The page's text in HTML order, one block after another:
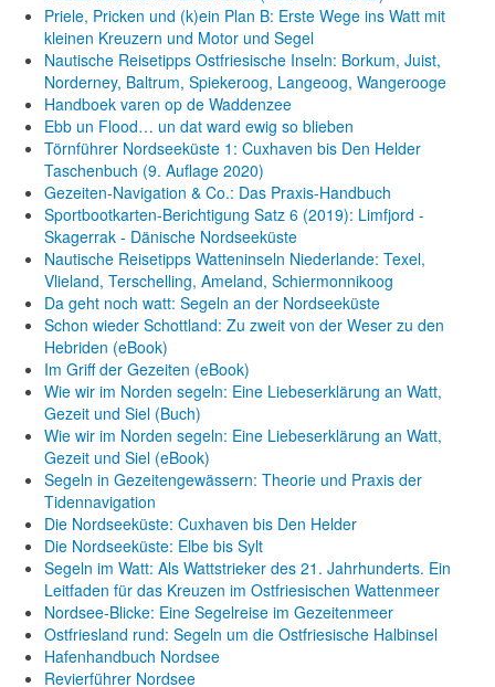
Priele, Pricken und (k)ein Plan B: Erste Wege ins Watt mit
kleinen Kreuzern und Motor und Segel
Nautische Reisetipps Ostfriesische Inseln: Borkum, Juist,
Norderney, Baltrum, Spiekeroog, Langeoog, Wangerooge
Handboek varen op de Waddenzee
Ebb un Flood… un dat ward ewig so blieben
Törnführer Nordseeküste 1: Cuxhaven bis Den Helder
Taschenbuch (9. Auflage 2020)
Gezeiten-Navigation & Co.: Das Praxis-Handbuch
Sportbootkarten-Berichtigung Satz 6 (2019): Limfjord -
Skagerrak - Dänische Nordseeküste
Nautische Reisetipps Watteninseln Niederlande: Texel,
Vlieland, Terschelling, Ameland, Schiermonnikoog
Da geht noch watt: Segeln an der Nordseeküste
Schon wieder Schottland: Zu zweit von der Weser zu den
Hebriden (eBook)
Im Griff der Gezeiten (eBook)
Wie wir im Norden segeln: Eine Liebeserklärung an Watt,
Gezeit und Siel (Buch)
Wie wir im Norden segeln: Eine Liebeserklärung an Watt,
Gezeit und Siel (eBook)
Segeln in Gezeitengewässern: Theorie und Praxis der
Tidennavigation
Die Nordseeküste: Cuxhaven bis Den Helder
Die Nordseeküste: Elbe bis Sylt
Segeln im Watt: Als Wattstrieker des 21. Jahrhunderts. Ein
Leitfaden für das Kreuzen im Ostfriesischen Wattenmeer
Nordsee-Blicke: Eine Segelreise im Gezeitenmeer
Ostfriesland rund: Segeln um die Ostfriesische Halbinsel
Hafenhandbuch Nordsee
Revierführer Nordsee